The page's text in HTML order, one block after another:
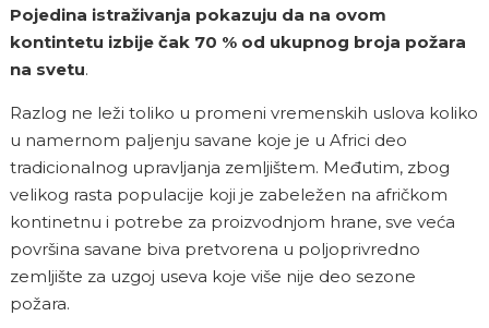
Pojedina istraživanja pokazuju da na ovom
kontintetu izbije čak 70 % od ukupnog broja požara
na svetu.
Razlog ne leži toliko u promeni vremenskih uslova koliko
u namernom paljenju savane koje je u Africi deo
tradicionalnog upravljanja zemljištem. Međutim, zbog
velikog rasta populacije koji je zabeležen na afričkom
kontinetnu i potrebe za proizvodnjom hrane, sve veća
površina savane biva pretvorena u poljoprivredno
zemljište za uzgoj useva koje više nije deo sezone
požara.